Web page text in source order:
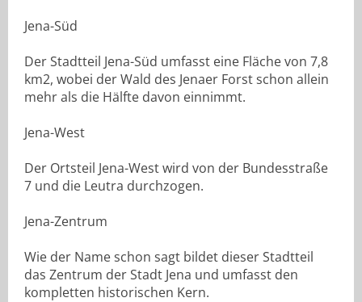
Jena-Süd
Der Stadtteil Jena-Süd umfasst eine Fläche von 7,8
km2, wobei der Wald des Jenaer Forst schon allein
mehr als die Hälfte davon einnimmt.
Jena-West
Der Ortsteil Jena-West wird von der Bundesstraße
7 und die Leutra durchzogen.
Jena-Zentrum
Wie der Name schon sagt bildet dieser Stadtteil
das Zentrum der Stadt Jena und umfasst den
kompletten historischen Kern.